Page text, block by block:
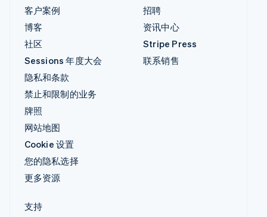
客户案例
博客
社区
Sessions 年度大会
隐私和条款
禁止和限制的业务
牌照
网站地图
Cookie 设置
您的隐私选择
更多资源
招聘
资讯中心
Stripe Press
联系销售
支持